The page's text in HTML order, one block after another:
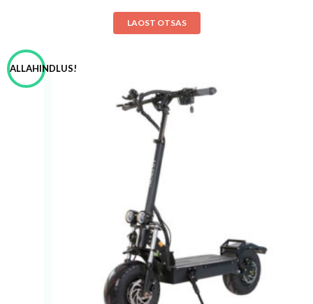
LAOST OTSAS
ALLAHINDLUS!